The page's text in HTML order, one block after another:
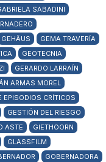
SABADINI
GEHÄUS
GEMA TRAVERÍA
GEOTECNIA
GERARDO LARRAÍN
ARMAS MOREL
EPISODIOS CRÍTICOS
GESTIÓN DEL RIESGO
ASTE
GIETHOORN
GLASSFILM
GOBERNADORA